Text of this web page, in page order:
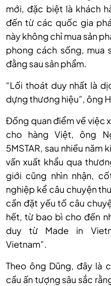
mới, đặc biệt là khách
đến từ các quốc gia
này không chỉ mua sản
phong cách sống, mua
đằng sau sản phẩm.
“Lối thoát duy nhất là
dựng thương hiệu”, ông
Đồng quan điểm về việc
cho hàng Việt, ông
5MSTAR, sau nhiều năm
vấn xuất khẩu qua
giới cũng nhìn nhận,
nghiệp kể câu chuyện
cần đặt yếu tố câu
hết, từ bao bì cho đến
duy từ Made in
Vietnam”.
Theo ông Dũng, đây là
cầu ấn tượng sâu sắc